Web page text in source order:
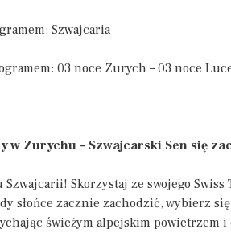
Szwajcaria
03 noce Zurych – 03 noce
w Zurychu – Szwajcarski Sen się
Skorzystaj ze swojego
słońce zacznie zachodzić, wybierz
świeżym alpejskim powietrzem i